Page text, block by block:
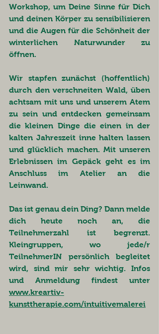
Workshop, um Deine Sinne für Dich
und deinen Körper zu sensibilisieren
und die Augen für die Schönheit der
winterlichen Naturwunder zu
öffnen.
Wir stapfen zunächst (hoffentlich)
durch den verschneiten Wald, üben
achtsam mit uns und unserem Atem
zu sein und entdecken gemeinsam
die kleinen Dinge die einen in der
kalten Jahreszeit inne halten lassen
und glücklich machen. Mit unseren
Erlebnissen im Gepäck geht es im
Anschluss im Atelier an die
Leinwand.
Das ist genau dein Ding? Dann melde
dich heute noch an, die
Teilnehmerzahl ist begrenzt.
Kleingruppen, wo jede/r
TeilnehmerIN persönlich begleitet
wird, sind mir sehr wichtig. Infos
www.kreartiv-
kunsttherapie.com/intuitivemalerei